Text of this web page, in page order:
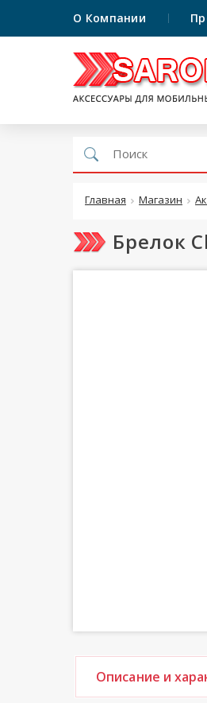
О Компании
Главная Магазин
Брелок
Описание и